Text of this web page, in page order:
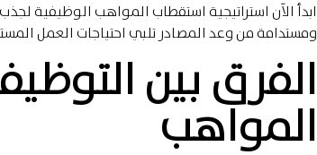
ابدأ الآن استراتيجية استقطاب المواهب الوظيفية
ومستدامة من وعد المصادر تلبي احتياجات العمل
الفرق بين
المواهب